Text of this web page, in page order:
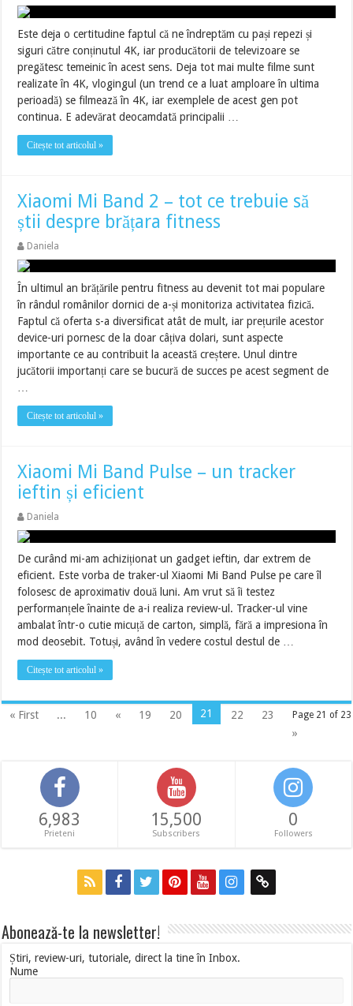
Este deja o certitudine faptul că ne îndreptăm cu pași repezi și
siguri către conținutul 4K, iar producătorii de televizoare se
pregătesc temeinic în acest sens. Deja tot mai multe filme sunt
realizate în 4K, vlogingul (un trend ce a luat amploare în ultima
perioadă) se filmează în 4K, iar exemplele de acest gen pot
continua. E adevărat deocamdată principalii …
Citește tot articolul »
Xiaomi Mi Band 2 – tot ce trebuie să
știi despre brățara fitness
Daniela
În ultimul an brățările pentru fitness au devenit tot mai populare
în rândul românilor dornici de a-și monitoriza activitatea fizică.
Faptul că oferta s-a diversificat atât de mult, iar prețurile acestor
device-uri pornesc de la doar câțiva dolari, sunt aspecte
importante ce au contribuit la această creștere. Unul dintre
jucătorii importanți care se bucură de succes pe acest segment de
Citește tot articolul »
Xiaomi Mi Band Pulse – un tracker
ieftin și eficient
Daniela
De curând mi-am achiziționat un gadget ieftin, dar extrem de
eficient. Este vorba de traker-ul Xiaomi Mi Band Pulse pe care îl
folosesc de aproximativ două luni. Am vrut să îi testez
performanțele înainte de a-i realiza review-ul. Tracker-ul vine
ambalat într-o cutie micuță de carton, simplă, fără a impresiona în
mod deosebit. Totuși, având în vedere costul destul de …
Citește tot articolul »
Page 21 of 23
« First ... 10 « 19 20 21 22
23
»
6,983
Prieteni
15,500
Subscribers
0
Followers
Abonează-te la newsletter!
Știri, review-uri, tutoriale, direct la tine în Inbox.
Nume